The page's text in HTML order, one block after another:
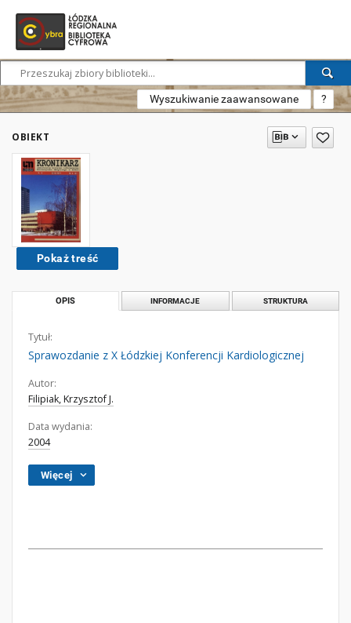
Wyszukiwanie zaawansowane ?
OBIEKT
Pokaż treść
OPIS INFORMACJE STRUKTURA
Tytuł:
Sprawozdanie z X Łódzkiej Konferencji Kardiologicznej
Autor:
Filipiak, Krzysztof J.
Data wydania:
2004
Więcej